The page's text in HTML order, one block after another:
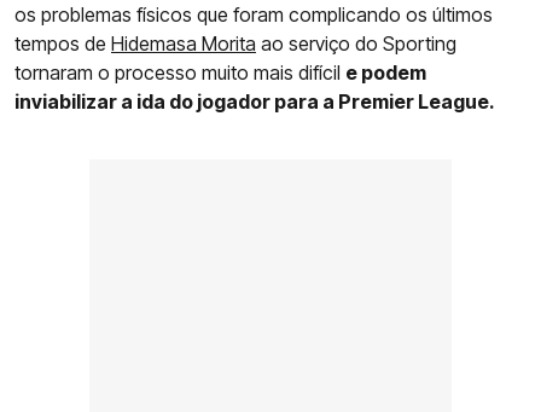
os problemas físicos que foram complicando os últimos
tempos de Hidemasa Morita ao serviço do Sporting
tornaram o processo muito mais difícil e podem
inviabilizar a ida do jogador para a Premier League.